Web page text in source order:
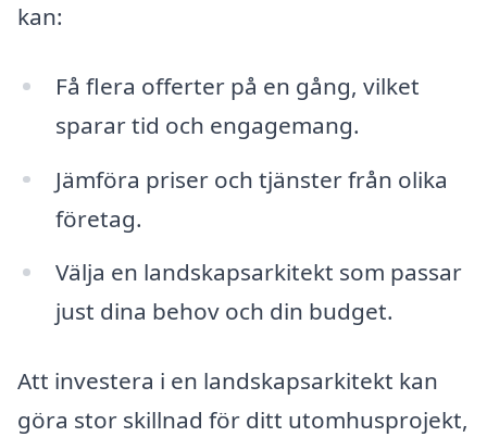
kan:
Få flera offerter på en gång, vilket
sparar tid och engagemang.
Jämföra priser och tjänster från olika
företag.
Välja en landskapsarkitekt som passar
just dina behov och din budget.
Att investera i en landskapsarkitekt kan
göra stor skillnad för ditt utomhusprojekt,